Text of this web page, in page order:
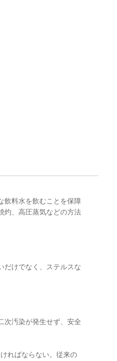
飲料水を飲むことを保障
灼、高圧蒸気などの方法
だけでなく、ステルスな
次汚染が発生せず、安全
ればならない。従来の